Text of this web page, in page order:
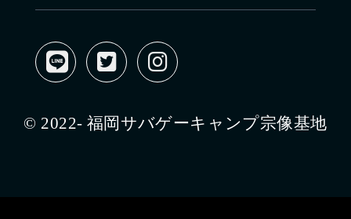
© 2022- 福岡サバゲーキャンプ宗像基地